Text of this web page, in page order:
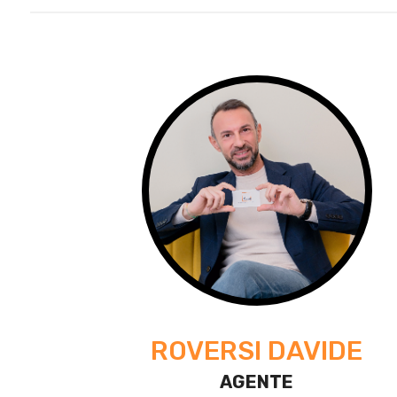
ROVERSI DAVIDE
AGENTE